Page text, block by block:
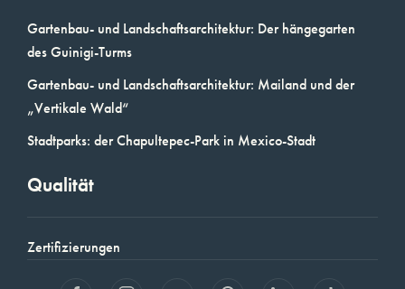
Gartenbau- und Landschaftsarchitektur: Der hängegarten
des Guinigi-Turms
Gartenbau- und Landschaftsarchitektur: Mailand und der
„Vertikale Wald“
Stadtparks: der Chapultepec-Park in Mexico-Stadt
Qualität
Zertifizierungen